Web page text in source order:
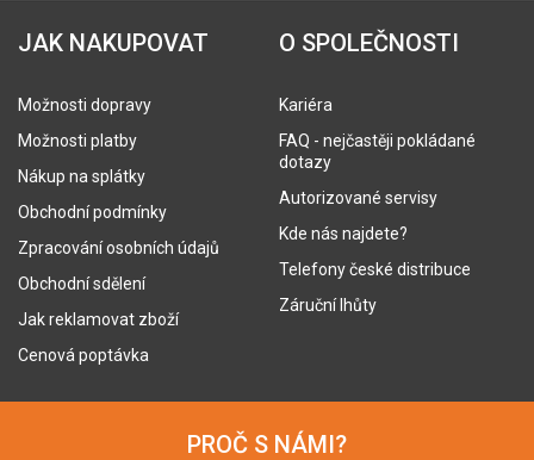
JAK NAKUPOVAT
Možnosti dopravy
Možnosti platby
Nákup na splátky
Obchodní podmínky
Zpracování osobních údajů
Obchodní sdělení
Jak reklamovat zboží
Cenová poptávka
O SPOLEČNOSTI
Kariéra
FAQ - nejčastěji pokládané
dotazy
Autorizované servisy
Kde nás najdete?
Telefony české distribuce
Záruční lhůty
PROČ S NÁMI?